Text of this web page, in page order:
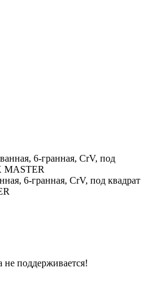
6-гранная, СrV, под квадрат
не поддерживается!